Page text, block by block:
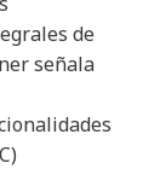
de
señala